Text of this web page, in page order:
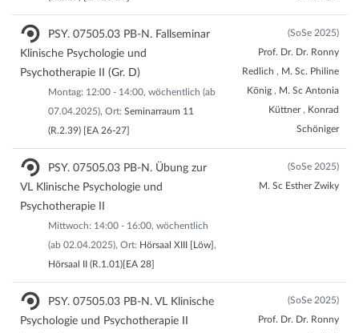
PSY. 07505.03 PB-N. Fallseminar
Klinische Psychologie und
Psychotherapie II (Gr. D)
Montag: 12:00 - 14:00, wöchentlich (ab
07.04.2025), Ort: Seminarraum 11
(R.2.39) [EA 26-27]
(SoSe 2025)
Prof. Dr. Dr. Ronny
Redlich , M. Sc. Philine
König , M. Sc Antonia
Küttner , Konrad
Schöniger
PSY. 07505.03 PB-N. Übung zur
VL Klinische Psychologie und
Psychotherapie II
Mittwoch: 14:00 - 16:00, wöchentlich
(ab 02.04.2025), Ort: Hörsaal XIII [Löw] ,
Hörsaal II (R.1.01)[EA 28]
(SoSe 2025)
M. Sc Esther Zwiky
PSY. 07505.03 PB-N. VL Klinische
Psychologie und Psychotherapie II
(SoSe 2025)
Prof. Dr. Dr. Ronny